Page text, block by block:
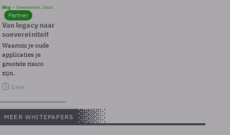
Blog Soevereinteit, Cloud
Partner
Van legacy naar
soevereiniteit
Waarom je oude
applicaties je
grootste risico
zijn.
1 min
MEER WHITEPAPERS